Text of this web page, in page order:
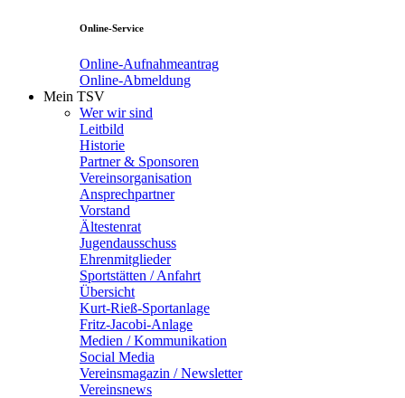
Online-Service
Online-Aufnahmeantrag
Online-Abmeldung
Mein TSV
Wer wir sind
Leitbild
Historie
Partner & Sponsoren
Vereinsorganisation
Ansprechpartner
Vorstand
Ältestenrat
Jugendausschuss
Ehrenmitglieder
Sportstätten / Anfahrt
Übersicht
Kurt-Rieß-Sportanlage
Fritz-Jacobi-Anlage
Medien / Kommunikation
Social Media
Vereinsmagazin / Newsletter
Vereinsnews